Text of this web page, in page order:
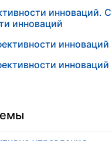
инноваций.
инноваций
инноваций
инноваций